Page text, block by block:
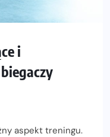
i
aspekt treningu.